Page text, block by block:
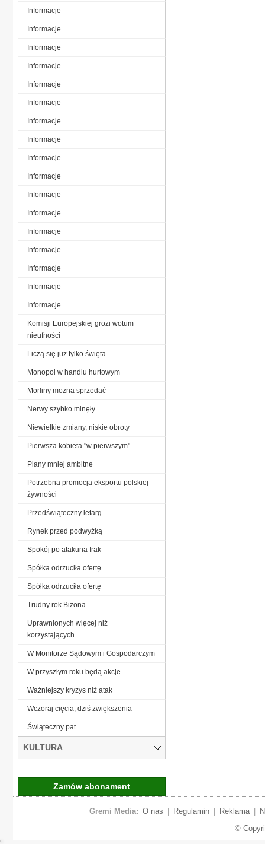
Informacje
Informacje
Informacje
Informacje
Informacje
Informacje
Informacje
Informacje
Informacje
Informacje
Informacje
Informacje
Informacje
Informacje
Informacje
Informacje
Informacje
Komisji Europejskiej grozi wotum
nieufności
Liczą się już tylko święta
Monopol w handlu hurtowym
Morliny można sprzedać
Nerwy szybko minęły
Niewielkie zmiany, niskie obroty
Pierwsza kobieta "w pierwszym"
Plany mniej ambitne
Potrzebna promocja eksportu polskiej
żywności
Przedświąteczny letarg
Rynek przed podwyżką
Spokój po atakuna Irak
Spółka odrzuciła ofertę
Spółka odrzuciła ofertę
Trudny rok Bizona
Uprawnionych więcej niż
korzystających
W Monitorze Sądowym i Gospodarczym
W przyszłym roku będą akcje
Ważniejszy kryzys niż atak
Wczoraj cięcia, dziś zwiększenia
Świąteczny pat
KULTURA
Zamów abonament
Gremi Media: O nas Regulamin Reklama
©